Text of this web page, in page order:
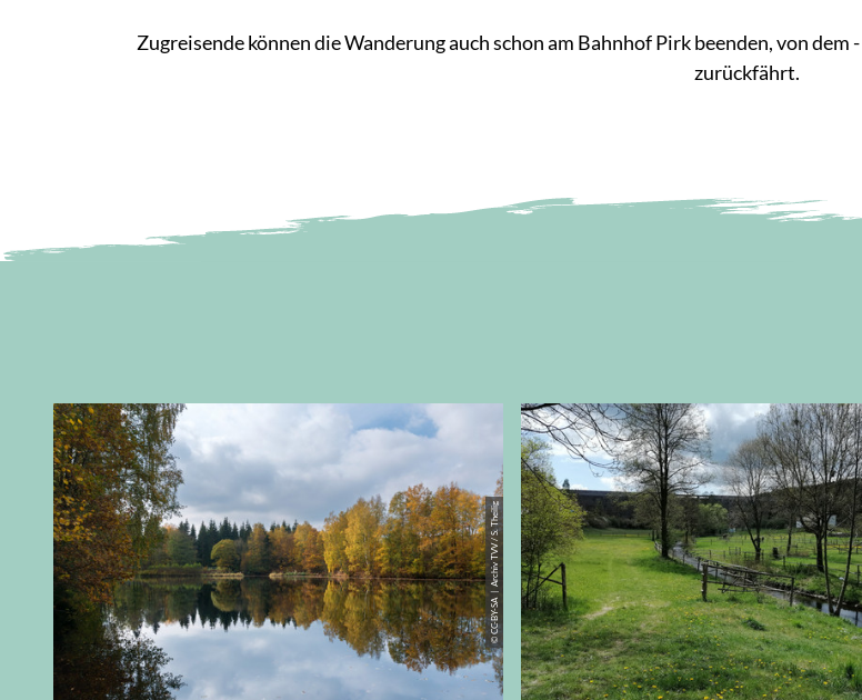
Zugreisende können die Wanderung auch schon am Bahnhof Pirk beenden, von
zurückfährt.
© CC-BY-SA | Archiv TVV / S. Theilig